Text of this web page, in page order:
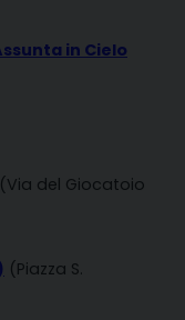
in Cielo
(Via del Giocatoio
(Piazza S.